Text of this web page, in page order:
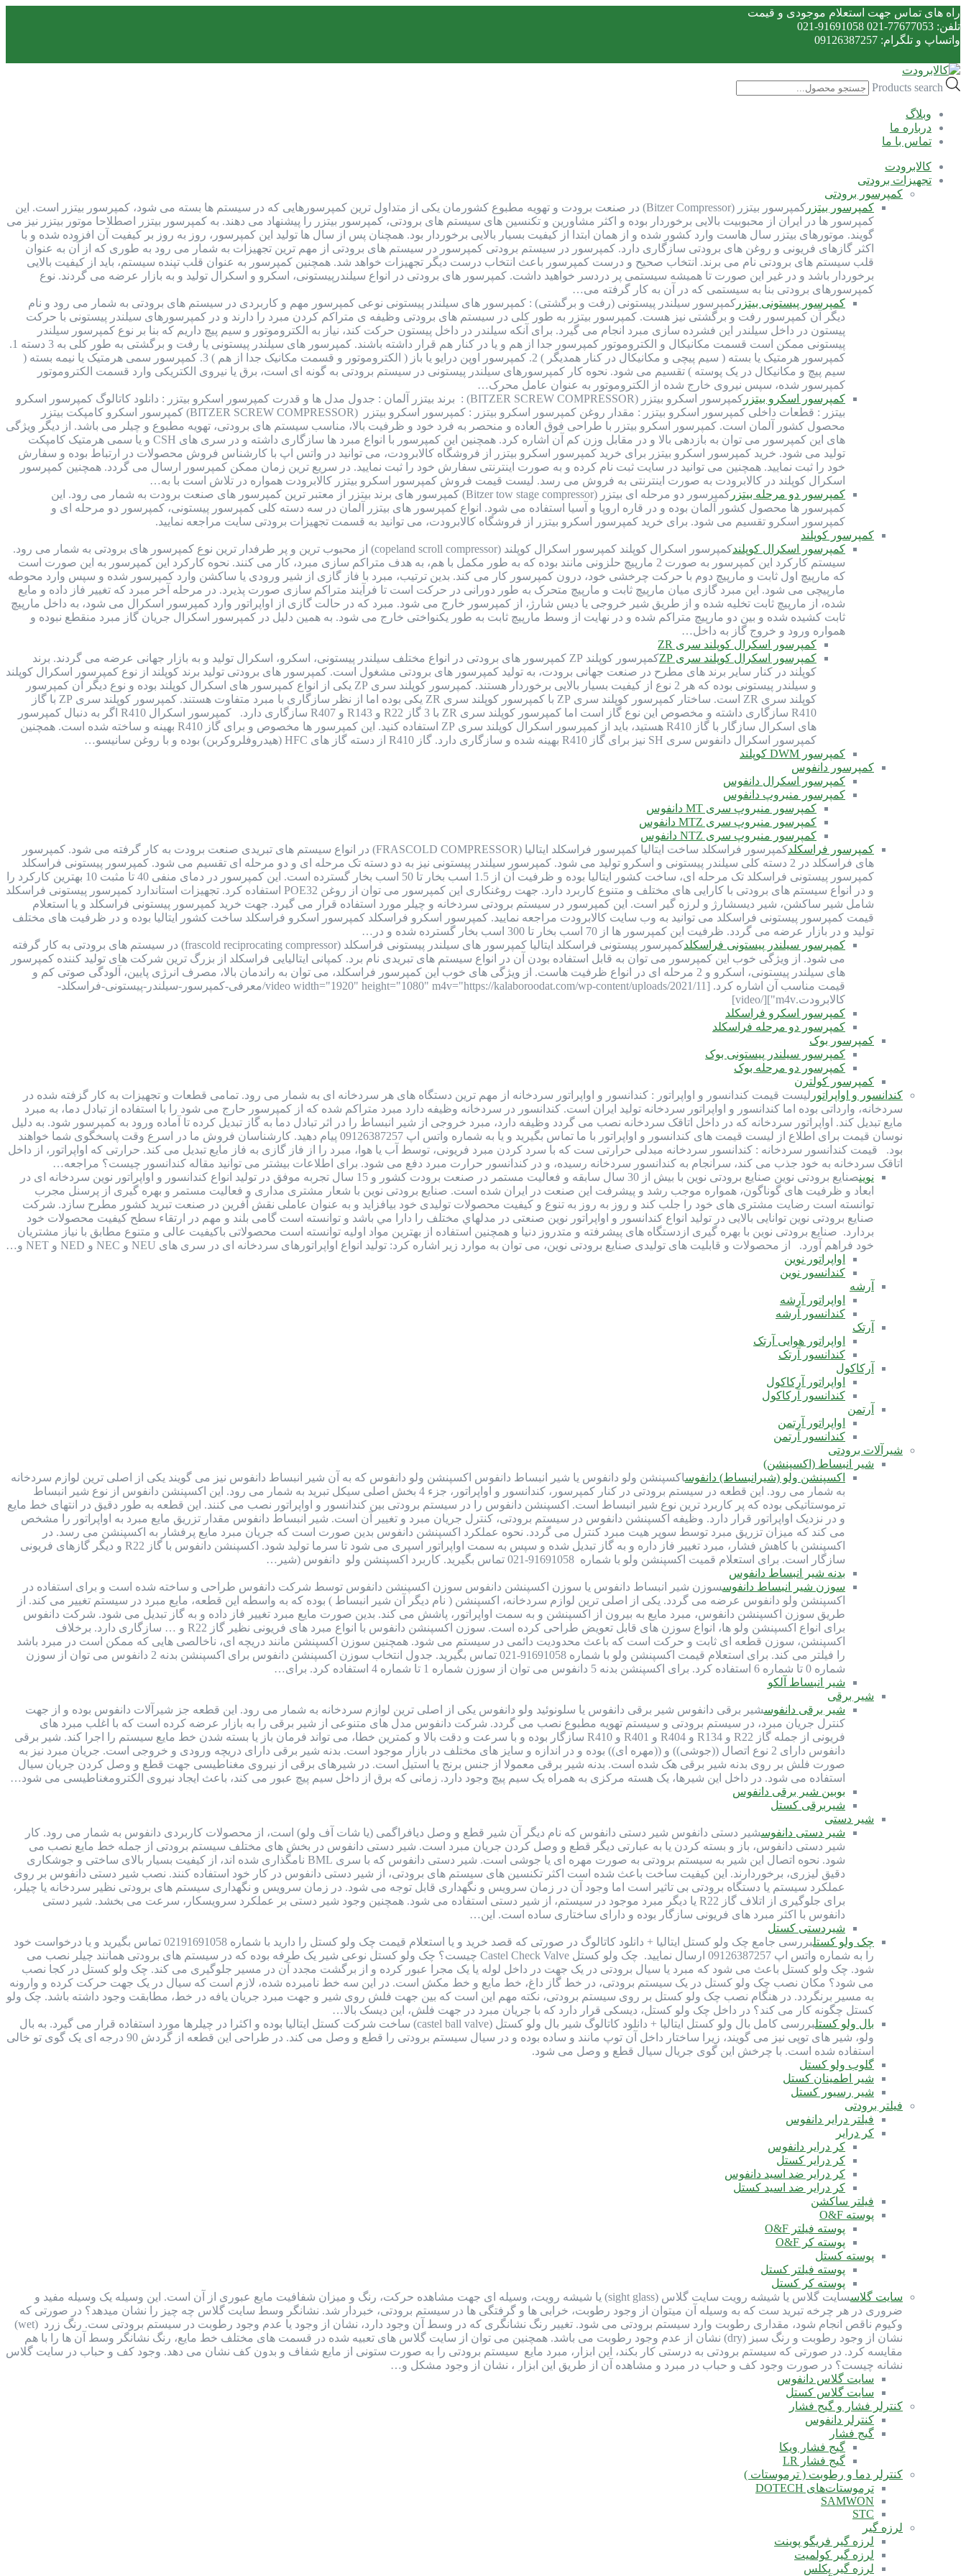
راه های تماس جهت استعلام موجودی و قیمت
تلفن: 77677053-021 91691058-021
واتساپ و تلگرام: 09126387257
Products search
وبلاگ
درباره ما
تماس با ما
کالابرودت
تجهیزات برودتی
کمپرسور برودتی
کمپرسور بیتزر
کمپرسور بیتزر (Bitzer Compressor) در صنعت برودت و تهویه مطبوع کشورمان یکی از متداول ترین کمپرسورهایی که در سیستم ها بسته می شود، کمپرسور بیتزر است. این
کمپرسور ها در ایران از محبوبیت بالایی برخوردار بوده و اکثر مشاورین و تکنسین های سیستم های برودتی، کمپرسور بیتزر را پیشنهاد می دهند. به کمپرسور بیتزر اصطلاحا موتور بیتزر نیز می
گویند. موتورهای بیتزر سال هاست وارد کشور شده و از همان ابتدا از کیفیت بسیار بالایی برخوردار بود. همچنان پس از سال ها تولید این کمپرسور، روز به روز بر کیفیت آن افزوده شده و با
اکثر گازهای فریونی و روغن های برودتی سازگاری دارد. کمپرسور در سیستم برودتی کمپرسور در سیستم های برودتی از مهم ترین تجهیزات به شمار می رود به طوری که از آن به عنوان
قلب سیستم های برودتی نام می برند. انتخاب صحیح و درست کمپرسور باعث انتخاب درست دیگر تجهیزات خواهد شد. همچنین کمپرسور به عنوان قلب تپنده سیستم، باید از کیفیت بالایی
برخوردار باشد و در غیر این صورت تا همیشه سیستمی پر دردسر خواهید داشت. کمپرسور های برودتی در انواع سیلندرپیستونی، اسکرو و اسکرال تولید و به بازار عرضه می گردند. نوع
کمپرسورهای برودتی بنا به سیستمی که در آن به کار گرفته می…
کمپرسور پیستونی بیتزر کمپرسور سیلندر پیستونی (رفت و برگشتی) : کمپرسور های سیلندر پیستونی نوعی کمپرسور مهم و کاربردی در سیستم های برودتی به شمار می رود و نام
دیگر آن کمپرسور رفت و برگشتی نیز هست. کمپرسور بیتزر به طور کلی در سیستم های برودتی وظیفه ی متراکم کردن مبرد را دارند و در کمپرسورهای سیلندر پیستونی با حرکت
پیستون در داخل سیلندر این فشرده سازی مبرد انجام می گیرد. برای آنکه سیلندر در داخل پیستون حرکت کند، نیاز به الکتروموتور و سیم پیچ داریم که بنا بر نوع کمپرسور سیلندر
پیستونی ممکن است قسمت مکانیکال و الکتروموتور کمپرسور جدا از هم و یا در کنار هم قرار داشته باشند. کمپرسور های سیلندر پیستونی یا رفت و برگشتی به طور کلی به 3 دسته 1.
کمپرسور هرمتیک یا بسته ( سیم پیچی و مکانیکال در کنار همدیگر ) 2. کمپرسور اوپن درایو یا باز ( الکتروموتور و قسمت مکانیک جدا از هم ) 3. کمپرسور سمی هرمتیک یا نیمه بسته (
سیم پیچ و مکانیکال در یک پوسته ) تقسیم می شود. نحوه کار کمپرسورهای سیلندر پیستونی در سیستم برودتی به گونه ای است، برق یا نیروی الکتریکی وارد قسمت الکتروموتور
کمپرسور شده، سپس نیروی خارج شده از الکتروموتور به عنوان عامل محرک…
کمپرسور اسکرو بیتزر
کمپرسور اسکرو بیتزر (BITZER SCREW COMPRESSOR) : برند بیتزر آلمان : جدول مدل ها و قدرت کمپرسور اسکرو بیتزر : دانلود کاتالوگ کمپرسور اسکرو
بیتزر : قطعات داخلی کمپرسور اسکرو بیتزر : مقدار روغن کمپرسور اسکرو بیتزر : کمپرسور اسکرو بیتزر (BITZER SCREW COMPRESSOR) کمپرسور اسکرو کامپکت بیتزر
محصول کشور آلمان است. کمپرسور اسکرو بیتزر با طراحی فوق العاده و منحصر به فرد خود و ظرفیت بالا، مناسب سیستم های برودتی، تهویه مطبوع و چیلر می باشد. از دیگر ویژگی
های این کمپرسور می توان به بازدهی بالا و در مقابل وزن کم آن اشاره کرد. همچنین این کمپرسور با انواع مبرد ها سازگاری داشته و در سری های CSH و یا سمی هرمتیک کامپکت
تولید می شود. خرید کمپرسور اسکرو بیتزر برای خرید کمپرسور اسکرو بیتزر از فروشگاه کالابرودت، می توانید در واتس اپ با کارشناس فروش محصولات در ارتباط بوده و سفارش
خود را ثبت نمایید. همچنین می توانید در سایت ثبت نام کرده و به صورت اینترنتی سفارش خود را ثبت نمایید. در سریع ترین زمان ممکن کمپرسور ارسال می گردد. همچنین کمپرسور
اسکرال کوپلند در کالابرودت به صورت اینترنتی به فروش می رسد. لیست قیمت فروش کمپرسور اسکرو بیتزر کالابرودت همواره در تلاش است با به…
کمپرسور دو مرحله بیتزر
کمپرسور دو مرحله ای بیتزر (Bitzer tow stage compressor) کمپرسور های برند بیتزر از معتبر ترین کمپرسور های صنعت برودت به شمار می رود. این
کمپرسور ها محصول کشور آلمان بوده و در قاره اروپا و آسیا استفاده می شود. انواع کمپرسور های بیتزر آلمان در سه دسته کلی کمپرسور پیستونی، کمپرسور دو مرحله ای و
کمپرسور اسکرو تقسیم می شود. برای خرید کمپرسور اسکرو بیتزر از فروشگاه کالابرودت، می توانید به قسمت تجهیزات برودتی سایت مراجعه نمایید.
کمپرسور کوپلند
کمپرسور اسکرال کوپلند
کمپرسور اسکرال کوپلند کمپرسور اسکرال کوپلند (copeland scroll compressor) از محبوب ترین و پر طرفدار ترین نوع کمپرسور های برودتی به شمار می رود.
سیستم کارکرد این کمپرسور به صورت 2 مارپیچ حلزونی مانند بوده که به طور مکمل با هم، به هدف متراکم سازی مبرد، کار می کنند. نحوه کارکرد این کمپرسور به این صورت است
که مارپیچ اول ثابت و مارپیچ دوم با حرکت چرخشی خود، درون کمپرسور کار می کند. بدین ترتیب، مبرد با فاز گازی از شیر ورودی یا ساکشن وارد کمپرسور شده و سپس وارد محوطه
مارپیچی می شود. این مبرد گازی میان مارپیچ ثابت و مارپیچ متحرک به طور دورانی در حرکت است تا فرآیند متراکم سازی صورت پذیرد. در مرحله آخر مبرد که تغییر فاز داده و مایع
شده، از مارپیچ ثابت تخلیه شده و از طریق شیر خروجی یا دیس شارژ، از کمپرسور خارج می شود. مبرد که در حالت گازی از اواپراتور وارد کمپرسور اسکرال می شود، به داخل مارپیچ
ثابت کشیده شده و بین دو مارپیچ متراکم شده و در نهایت از وسط مارپیچ ثابت به طور یکنواختی خارج می شود. به همین دلیل در کمپرسور اسکرال جریان گاز مبرد منقطع نبوده و
همواره ورود و خروج گاز به داخل…
کمپرسور اسکرال کوپلند سری ZR
کمپرسور اسکرال کوپلند سری ZP
کمپرسور کوپلند ZP کمپرسور های برودتی در انواع مختلف سیلندر پیستونی، اسکرو، اسکرال تولید و به بازار جهانی عرضه می گردند. برند
کوپلند در کنار سایر برند های مطرح در صنعت جهانی برودت، به تولید کمپرسور های برودتی مشغول است. کمپرسور های برودتی تولید برند کوپلند از نوع کمپرسور اسکرال کوپلند
و سیلندر پیستونی بوده که هر 2 نوع از کیفیت بسیار بالایی برخوردار هستند. کمپرسور کوپلند سری ZP یکی از انواع کمپرسور های اسکرال کوپلند بوده و نوع دیگر آن کمپرسور
کوپلند سری ZR است. ساختار کمپرسور کوپلند سری ZP با کمپرسور کوپلند سری ZR یکی بوده اما از نظر سازگاری با مبرد متفاوت هستند. کمپرسور کوپلند سری ZP با گاز
R410 سازگاری داشته و مخصوص این نوع گاز است اما کمپرسور کوپلند سری ZR با 3 گاز R22 و R143 و R407 سازگاری دارد. کمپرسور اسکرال R410 اگر به دنبال کمپرسور
های اسکرال سازگار با گاز R410 هستید، باید از کمپرسور اسکرال کوپلند سری ZP استفاده کنید. این کمپرسور ها مخصوص و برای گاز R410 بهینه و ساخته شده است. همچنین
کمپرسور اسکرال دانفوس سری SH نیز برای گاز R410 بهینه شده و سازگاری دارد. گاز R410 از دسته گاز های HFC (هیدروفلروکربن) بوده و با روغن سانیسو…
کمپرسور DWM کوپلند
کمپرسور دانفوس
کمپرسور اسکرال دانفوس
کمپرسور منیروپ دانفوس
کمپرسور منیروپ سری MT دانفوس
کمپرسور منیروپ سری MTZ دانفوس
کمپرسور منیروپ سری NTZ دانفوس
کمپرسور فراسکلد
کمپرسور فراسکلد ساخت ایتالیا کمپرسور فراسکلد ایتالیا (FRASCOLD COMPRESSOR) در انواع سیستم های تبریدی صنعت برودت به کار گرفته می شود. کمپرسور
های فراسکلد در 2 دسته کلی سیلندر پیستونی و اسکرو تولید می شود. کمپرسور سیلندر پیستونی نیز به دو دسته تک مرحله ای و دو مرحله ای تقسیم می شود. کمپرسور پیستونی فراسکلد
کمپرسور پیستونی فراسکلد تک مرحله ای، ساخت کشور ایتالیا بوده و ظرفیت آن از 1.5 اسب بخار تا 50 اسب بخار گسترده است. این کمپرسور در دمای منفی 40 تا مثبت 10 بهترین کارکرد را
و در انواع سیستم های برودتی با کارایی های مختلف و متنوع کاربرد دارد. جهت روغنکاری این کمپرسور می توان از روغن POE32 استفاده کرد. تجهیزات استاندارد کمپرسور پیستونی فراسکلد
شامل شیر ساکشن، شیر دیسشارژ و لرزه گیر است. این کمپرسور در سیستم برودتی سردخانه و چیلر مورد استفاده قرار می گیرد. جهت خرید کمپرسور پیستونی فراسکلد و یا استعلام
قیمت کمپرسور پیستونی فراسکلد می توانید به وب سایت کالابرودت مراجعه نمایید. کمپرسور اسکرو فراسکلد کمپرسور اسکرو فراسکلد ساخت کشور ایتالیا بوده و در ظرفیت های مختلف
تولید و در بازار عرضه می گردد. ظرفیت این کمپرسور ها از 70 اسب بخار تا 300 اسب بخار گسترده شده و در…
کمپرسور سیلندر پیستونی فراسکلد
کمپرسور پیستونی فراسکلد ایتالیا کمپرسور های سیلندر پیستونی فراسکلد (frascold reciprocating compressor) در سیستم های برودتی به کار گرفته
می شود. از ویژگی خوب این کمپرسور می توان به قابل استفاده بودن آن در انواع سیستم های تبریدی نام برد. کمپانی ایتالیایی فراسکلد از بزرگ ترین شرکت های تولید کننده کمپرسور
های سیلندر پیستونی، اسکرو و 2 مرحله ای در انواع ظرفیت هاست. از ویژگی های خوب این کمپرسور فراسکلد، می توان به راندمان بالا، مصرف انرژی پایین، آلودگی صوتی کم و
قیمت مناسب آن اشاره کرد. [video width="1920" height="1080" m4v="https://kalaboroodat.com/wp-content/uploads/2021/11/معرفی-کمپرسور-سیلندر-پیستونی-فراسکلد-
کالابرودت.m4v"][/video]
کمپرسور اسکرو فراسکلد
کمپرسور دو مرحله فراسکلد
کمپرسور بوک
کمپرسور سیلندر پیستونی بوک
کمپرسور دو مرحله بوک
کمپرسور کولترن
کندانسور و اواپراتور لیست قیمت کندانسور و اواپراتور : کندانسور و اواپراتور سردخانه از مهم ترین دستگاه های هر سردخانه ای به شمار می رود. تمامی قطعات و تجهیزات به کار گزفته شده در
سردخانه، وارداتی بوده اما کندانسور و اواپراتور سردخانه تولید ایران است. کندانسور در سردخانه وظیفه دارد مبرد متراکم شده که از کمپرسور حارج می شود را با استفاده از تبادل دما، به مبرد
مایع تبدیل کند. اواپراتور سردخانه که در داخل اتاقک سردخانه نصب می گردد وظیفه دارد، مبرد خروجی از شیر انبساط را در اثر تبادل دما به گاز تبدیل کرده تا آماده ورود به کمپرسور شود. به دلیل
نوسان قیمت برای اطلاع از لیست قیمت های کندانسور و اواپراتور با ما تماس بگیرید و یا به شماره واتس اپ 09126387257 پیام دهید. کارشناسان فروش ما در اسرع وقت پاسخگوی شما خواهند
بود. قیمت کندانسور سردخانه : کندانسور سردخانه مبدلی حرارتی ست که با سرد کردن مبرد فریونی، توسط آب یا هوا، مبرد را از فاز گازی به فاز مایع تبدیل می کند. حرارتی که اواپراتور، از داخل
اتاقک سردخانه به خود جذب می کند، سرانجام به کندانسور سردخانه رسیده، و در کندانسور حرارت مبرد دفع می شود. برای اطلاعات بیشتر می توانید مقاله کندانسور چیست؟ مراجعه…
نوین
صنایع برودتی نوین صنایع برودتی نوین با بیش از 30 سال سابقه و فعالیت مستمر در صنعت برودت کشور و 15 سال تجربه موفق در تولید انواع کندانسور و اواپراتور نوین سردخانه ای در
ابعاد و ظرفیت های گوناگون، همواره موجب رشد و پیشرفت این صنعت در ایران شده است. صنایع برودتی نوین با شعار مشتری مداری و فعالیت مستمر و بهره گیری از پرسنل مجرب
توانسته است رضایت مشتری های خود را جلب کند و روز به روز به تنوع و کیفیت محصولات تولیدی خود بیافزاید و به عنوان عاملی نقش آفرین در صنعت تبرید کشور مطرح سازد. شرکت
صنايع برودتی نوين توانايی بالایی در توليد انواع کندانسور و اواپراتور نوین صنعتی در مدلهاي مختلف را دارا مي باشد و توانسته است گامی بلند و مهم در ارتقاء سطح کيفيت محصولات خود
بردارد. صنایع برودتی نوین با بهره گيری ازدستگاه های پيشرفته و متدروز دنيا و همچنين استفاده از بهترين مواد اوليه توانسته است محصولاتی باکيفيت عالی و متنوع مطابق با نياز مشتريان
خود فراهم آورد. از محصولات و قابلیت های تولیدی صنایع برودتی نوین، می توان به موارد زیر اشاره کرد: تولید انواع اواپراتورهای سردخانه ای در سری های NEU و NEC و NED و NET و…
اواپراتور نوین
کندانسور نوین
آرشه
اواپراتور آرشه
کندانسور آرشه
آرتک
اواپراتور هوایی آرتک
کندانسور آرتک
آرکاکول
اواپراتور آرکاکول
کندانسور آرکاکول
آرتمن
اواپراتور آرتمن
کندانسور آرتمن
شیرآلات برودتی
شیر انبساط (اکسپنشن)
اکسپنشن ولو (شیرانبساط) دانفوساکسپنشن ولو دانفوس یا شیر انبساط دانفوس اکسپنشن ولو دانفوس که به آن شیر انبساط دانفوس نیز می گویند یکی از اصلی ترین لوازم سردخانه
به شمار می رود. این قطعه در سیستم برودتی در کنار کمپرسور، کندانسور و اواپراتور، جزء 4 بخش اصلی سیکل تبرید به شمار می رود. این اکسپنشن دانفوس از نوع شیر انبساط
ترموستاتیکی بوده که پر کاربرد ترین نوع شیر انبساط است. اکسپنشن دانفوس را در سیستم برودتی بین کندانسور و اواپراتور نصب می کنند. این قطعه به طور دقیق در انتهای خط مایع
و در نزدیک اواپراتور قرار دارد. وظیفه اکسپنشن دانفوس در سیستم برودتی، کنترل جریان مبرد و تغییر آن است. شیر انبساط دانفوس مقدار تزریق مایع مبرد به اواپراتور را مشخص
می کند که میزان تزریق مبرد توسط سوپر هیت مبرد کنترل می گردد. نحوه عملکرد اکسپنشن دانفوس بدین صورت است که جریان مبرد مایع پرفشار به اکسپنشن می رسد. در
اکسپنشن با کاهش فشار، مبرد تغییر فاز داره و به گاز تبدیل شده و سپس به سمت اواپراتور اسپری می شود تا سرما تولید شود. اکسپنشن دانفوس با گاز R22 و دیگر گازهای فریونی
سازگار است. برای استعلام قمیت اکسپنشن ولو با شماره 91691058-021 تماس بگیرید. کاربرد اکسپنشن ولو دانفوس (شیر…
بدنه شیر انبساط دانفوس
سوزن شیر انبساط دانفوسسوزن شیر انبساط دانفوس یا سوزن اکسپنشن دانفوس سوزن اکسپنشن دانفوس توسط شرکت دانفوس طراحی و ساخته شده است و برای استفاده در
اکسپنشن ولو دانفوس عرضه می گردد. یکی از اصلی ترین لوازم سردخانه، اکسپنشن ( نام دیگر آن شیر انبساط ) بوده که به واسطه این قطعه، مایع مبرد در سیستم تغییر می کند. از
طریق سوزن اکسپنشن دانفوس، مبرد مایع به بیرون از اکسپنشن و به سمت اواپراتور، پاشش می کند. بدین صورت مایع مبرد تغییر فاز داده و به گاز تبدیل می شود. شرکت دانفوس
برای انواع اکسپنشن ولو ها، انواع سوزن های قابل تعویض طراحی کرده است. سوزن اکسپنشن دانفوس با انواع مبرد های فریونی نظیر گاز R22 و … سازگاری دارد. برخلاف
اکسپنشن، سوزن قطعه ای ثابت و حرکت است که باعث محدودیت دائمی در سیستم می شود. همچنین سوزن اکسپنشن مانند دریچه ای، ناخالصی هایی که ممکن است در مبرد باشد
را فیلتر می کند. برای استعلام قیمت اکسپنشن ولو با شماره 91691058-021 تماس بگیرید. جدول انتخاب سوزن اکسپنشن دانفوس برای اکسپنشن بدنه 2 دانفوس می توان از سوزن
شماره 0 تا شماره 6 استفاده کرد. برای اکسپنشن بدنه 5 دانفوس می توان از سوزن شماره 1 تا شماره 4 استفاده کرد. برای…
شیر انبساط آلکو
شیر برقی
شیر برقی دانفوسشیر برقی دانفوس شیر برقی دانفوس یا سلونوئید ولو دانفوس یکی از اصلی ترین لوازم سردخانه به شمار می رود. این قطعه جز شیرآلات دانفوس بوده و از جهت
کنترل جریان مبرد، در سیستم برودتی و سیستم تهویه مطبوع نصب می گردد. شرکت دانفوس مدل های متنوعی از شیر برقی را به بازار عرضه کرده است که با اغلب مبرد های
فریونی از جمله گاز R22 و R134 و R404 و R401 و R410 سازگار بوده و با سرعت و دقت بالا و کمترین خطا، می تواند فرمان باز یا بسته شدن خط مایع سیستم را اجرا کند. شیر برقی
دانفوس دارای 2 نوع اتصال ((جوشی)) و ((مهره ای)) بوده و در اندازه و سایز های مختلف در بازار موجود است. بدنه شیر برقی دارای دریچه ورودی و خروجی است. جریان مبرد نیز به
صورت فلش بر روی بدنه شیر برقی هک شده است. بدنه شیر برقی معمولا از جنس برنج یا استیل است. در شیرهای برقی از نیروی مغناطیسی جهت قطع و وصل کردن جریان سیال
استفاده می شود. در داخل این شیرها، یک هسته مرکزی به همراه یک سیم پیچ وجود دارد. زمانی که برق از داخل سیم پیچ عبور می کند، باعث ایجاد نیروی الکترومغناطیسی می شود…
بوبین شیر برقی دانفوس
شیربرقی کستل
شیر دستی
شیر دستی دانفوسشیر دستی دانفوس شیر دستی دانفوس که نام دیگر آن شیر قطع و وصل دیافراگمی (یا شات آف ولو) است، از محصولات کاربردی دانفوس به شمار می رود. کار
شیر دستی دانفوس، باز و بسته کردن یا به عبارتی دیگر قطع و وصل کردن جریان مبرد است. شیر دستی دانفوس در بخش های مختلف سیستم برودتی از جمله خط مایع نصب می
شود. نحوه اتصال این شیر به سیستم برودتی به صورت مهره ای یا جوشی است. شیر دستی دانفوس که با سری BML نامگذاری شده اند، از کیفیت بسیار بالای ساختی و جوشکاری
دقیق لیزری، برخوردارند. این کیفیت ساخت باعث شده است اکثر تکنسین های سیستم های برودتی، از شیر دستی دانفوس در کار خود استفاده کنند. نصب شیر دستی دانفوس بر روی
عملکرد سیستم یا دستگاه برودتی بی تاثیر است اما وجود آن در زمان سرویس و نگهداری قابل توجه می شود. در زمان سرویس و نگهداری سیستم های برودتی نظیر سردخانه یا چیلر،
برای جلوگیری از اتلاف گاز R22 یا دیگر مبرد موجود در سیستم، از شیر دستی استفاده می شود. همچنین وجود شیر دستی بر عملکرد سرویسکار، سرعت می بخشد. شیر دستی
دانفوس با اکثر مبرد های فریونی سازگار بوده و دارای ساختاری ساده است. این…
شیردستی کستل
چک ولو کستل
بررسی جامع چک ولو کستل ایتالیا + دانلود کاتالوگ در صورتی که قصد خرید و یا استعلام قیمت چک ولو کستل را دارید با شماره 02191691058 تماس بگیرید و یا درخواست خود
را به شماره واتس اپ 09126387257 ارسال نمایید. چک ولو کستل Castel Check Valve چیست؟ چک ولو کستل نوعی شیر یک طرفه بوده که در سیستم های برودتی همانند چیلر نصب می
شود. چک ولو کستل باعث می شود که مبرد یا سیال برودتی در یک جهت در داخل لوله یا یک مجرا عبور کرده و از برگشت مجدد آن در مسیر جلوگیری می کند. چک ولو کستل در کجا نصب
می شود؟ مکان نصب چک ولو کستل در یک سیستم برودتی، در خط گاز داغ، خط مایع و خط مکش است. در این سه خط نامبرده شده، لازم است که سیال در یک جهت حرکت کرده و وارونه
به مسیر برنگردد. در هنگام نصب چک ولو کستل بر روی سیستم برودتی، نکته مهم این است که بین جهت فلش روی شیر و جهت مبرد جریان یافه در خط، مطابقت وجود داشته باشد. چک ولو
کستل چگونه کار می کند؟ در داخل چک ولو کستل، دیسکی قرار دارد که با جریان مبرد در جهت فلش، این دیسک بالا…
بال ولو کستل
بررسی کامل بال ولو کستل ایتالیا + دانلود کاتالوگ شیر بال ولو کستل (castel ball valve) ساخت شرکت کستل ایتالیا بوده و اکثرا در چیلرها مورد استفاده قرار می گیرد. به بال
ولو، شیر های توپی نیز می گویند، زیرا ساختار داخل آن توپ مانند و ساده بوده و در سیال سیستم برودتی را قطع و وصل می کند. در طراحی این قطعه از گردش 90 درجه ای یک گوی تو خالی
استفاده شده است. با چرخش این گوی جریال سیال قطع و وصل می شود.
گلوب ولو کستل
شیر اطمینان کستل
شیر رسیور کستل
فیلتر برودتی
فیلتر درایر دانفوس
کر درایر
کر درایر دانفوس
کر درایر کستل
کر درایر ضد اسید دانفوس
کر درایر ضد اسید کستل
فیلتر ساکشن
پوسته O&F
پوسته فیلتر O&F
پوسته کر O&F
پوسته کستل
پوسته فیلتر کستل
پوسته کر کستل
سایت گلاس
سایت گلاس یا شیشه رویت سایت گلاس (sight glass) یا شیشه رویت، وسیله ای جهت مشاهده حرکت، رنگ و میزان شفافیت مایع عبوری از آن است. این وسیله یک وسیله مفید و
ضروری در هر چرخه تبرید ست که به وسیله آن میتوان از وجود رطوبت، خرابی ها و گرفتگی ها در سیستم برودتی، خبردار شد. نشانگر وسط سایت گلاس چه چیز را نشان میدهد؟ در صورتی که
وکیوم ناقص انجام شود، مقداری رطوبت وارد سیستم برودتی می شود. تغییر رنگ نشانگری که در وسط آن وجود دارد، نشان از وجود یا عدم وجود رطوبت در سیستم برودتی ست. رنگ زرد (wet)
نشان از وجود رطوبت و رنگ سبز (dry) نشان از عدم وجود رطوبت می باشد. همچنین می توان از سایت گلاس های تعبیه شده در قسمت های مختلف خط مایع، رنگ نشانگر وسط آن ها را با هم
مقایسه کرد. در صورتی که سیستم برودتی به درستی کار بکند، این ابزار، مبرد مایع سیستم برودتی را به صورت ستونی از مایع شفاف و بدون کف نشان می دهد. وجود کف و حباب در سایت گلاس
نشانه چیست؟ در صورت وجود کف و حباب در مبرد و مشاهده آن از طریق این ابزار ، نشان از وجود مشکل و…
سایت گلاس دانفوس
سایت گلاس کستل
کنترلر فشار و گیج فشار
کنترلر دانفوس
گیج فشار
گیج فشار ویکا
گیج فشار LR
کنترلر دما و رطوبت ( ترموستات )
ترموستات‌های DOTECH
SAMWON
STC
لرزه گیر
لرزه گیر فریگو پوینت
لرزه گیر کولمیت
لرزه گیر پکلس